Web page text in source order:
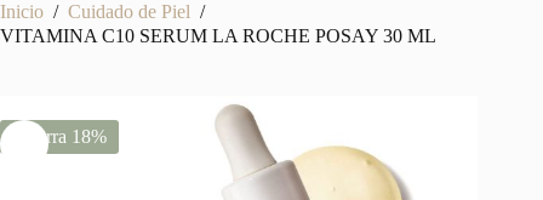
Inicio / Cuidado de Piel /
VITAMINA C10 SERUM LA ROCHE POSAY 30 ML
Ahorra 18%